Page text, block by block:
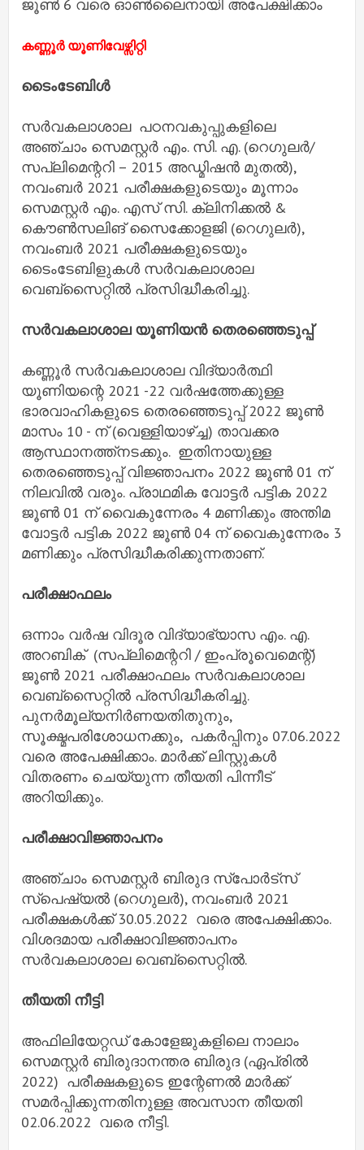
ജൂണ്‍ 6 വരെ ഓണ്‍ലൈനായി അപേക്ഷിക്കാം
കണ്ണൂർ യൂണിവേഴ്സിറ്റി
ടൈംടേബിൾ
സർവകലാശാല പഠനവകുപ്പുകളിലെ
അഞ്ചാം സെമസ്റ്റർ എം. സി. എ. (റെഗുലർ/
സപ്ലിമെന്ററി – 2015 അഡ്മിഷൻ മുതൽ),
നവംബർ 2021 പരീക്ഷകളുടെയും മൂന്നാം
സെമസ്റ്റർ എം. എസ് സി. ക്ലിനിക്കൽ &
കൌൺസലിങ് സൈക്കോളജി (റെഗുലർ),
നവംബർ 2021 പരീക്ഷകളുടെയും
ടൈംടേബിളുകൾ സർവകലാശാല
വെബ്സൈറ്റിൽ പ്രസിദ്ധീകരിച്ചു.
സർവകലാശാല യൂണിയൻ തെരഞ്ഞെടുപ്പ്
കണ്ണൂർ സർവകലാശാല വിദ്യാർത്ഥി
യൂണിയന്റെ 2021 -22 വർഷത്തേക്കുള്ള
ഭാരവാഹികളുടെ തെരഞ്ഞെടുപ്പ് 2022 ജൂൺ
മാസം 10 - ന് (വെള്ളിയാഴ്ച്ച) താവക്കര
ആസ്ഥാനത്ത്നടക്കും. ഇതിനായുള്ള
തെരഞ്ഞെടുപ്പ് വിജ്ഞാപനം 2022 ജൂൺ 01 ന്
നിലവിൽ വരും. പ്രാഥമിക വോട്ടർ പട്ടിക 2022
ജൂൺ 01 ന് വൈകുന്നേരം 4 മണിക്കും അന്തിമ
വോട്ടർ പട്ടിക 2022 ജൂൺ 04 ന് വൈകുന്നേരം 3
മണിക്കും പ്രസിദ്ധീകരിക്കുന്നതാണ്.
പരീക്ഷാഫലം
ഒന്നാം വർഷ വിദൂര വിദ്യാഭ്യാസ എം. എ.
അറബിക് (സപ്ലിമെന്ററി / ഇംപ്രൂവെമെന്റ്)
ജൂൺ 2021 പരീക്ഷാഫലം സർവകലാശാല
വെബ്സൈറ്റിൽ പ്രസിദ്ധീകരിച്ചു.
പുനർമൂല്യനിർണയതിതുനും,
സൂക്ഷ്മപരിശോധനക്കും, പകർപ്പിനും 07.06.2022
വരെ അപേക്ഷിക്കാം. മാർക്ക് ലിസ്റ്റുകൾ
വിതരണം ചെയ്യുന്ന തീയതി പിന്നീട്
അറിയിക്കും.
പരീക്ഷാവിജ്ഞാപനം
അഞ്ചാം സെമസ്റ്റർ ബിരുദ സ്പോർട്സ്
സ്പെഷ്യൽ (റെഗുലർ), നവംബർ 2021
പരീക്ഷകൾക്ക് 30.05.2022 വരെ അപേക്ഷിക്കാം.
വിശദമായ പരീക്ഷാവിജ്ഞാപനം
സർവകലാശാല വെബ്സൈറ്റിൽ.
തീയതി നീട്ടി
അഫിലിയേറ്റഡ് കോളേജുകളിലെ നാലാം
സെമസ്റ്റർ ബിരുദാനന്തര ബിരുദ (ഏപ്രിൽ
2022) പരീക്ഷകളുടെ ഇന്റേണൽ മാർക്ക്
സമർപ്പിക്കുന്നതിനുള്ള അവസാന തീയതി
02.06.2022 വരെ നീട്ടി.